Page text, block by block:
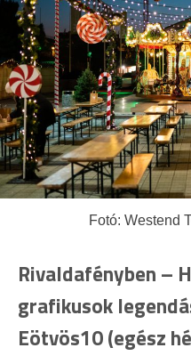
Fotó: Westend
Rivaldafényben –
grafikusok
Eötvös10 (egész